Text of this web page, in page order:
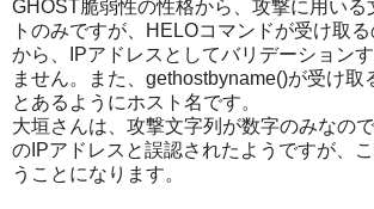
GHOST脆弱性の性格から、攻撃に用いる
トのみですが、HELOコマンドが受け取
から、IPアドレスとしてバリデーション
ません。また、gethostbyname()が受け取
とあるようにホスト名です。
大垣さんは、攻撃文字列が数字のみなの
のIPアドレスと誤認されたようですが、
うことになります。